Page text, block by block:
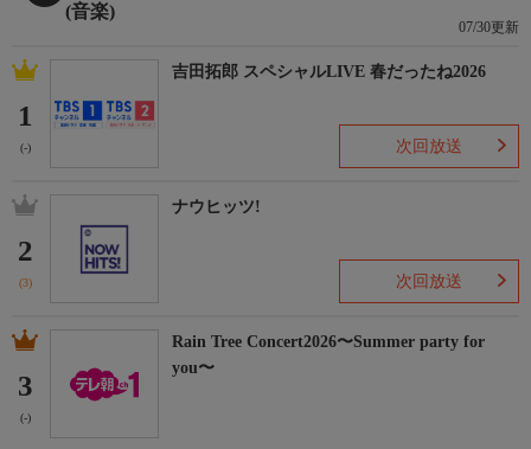
▼詳しくは“スペシャ”で検索！
(音楽)
07/30更新
1
(-)
吉田拓郎 スペシャルLIVE 春だったね2026
次回放送
2
(3)
ナウヒッツ!
次回放送
3
(-)
Rain Tree Concert2026〜Summer party for
you〜